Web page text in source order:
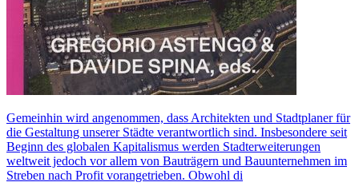
Gemeinhin wird angenommen, dass Architekten und Stadtplaner für
die Gestaltung unserer Städte verantwortlich sind. Insbesondere seit
Beginn des globalen Kapitalismus werden Stadterweiterungen
weltweit jedoch vor allem von Bauträgern und Bauunternehmen im
Streben nach Profit vorangetrieben. Obwohl di